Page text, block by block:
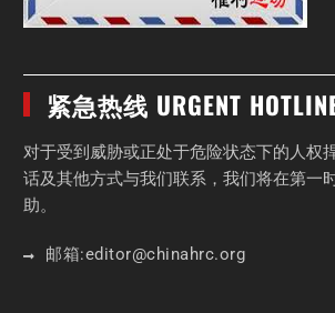
紧急热线 URGENT
对于受到威胁或正处于危险状态下的人权
话及其他方式与我们联系，我们将在第一
助。
邮箱:editor@chinahrc.org